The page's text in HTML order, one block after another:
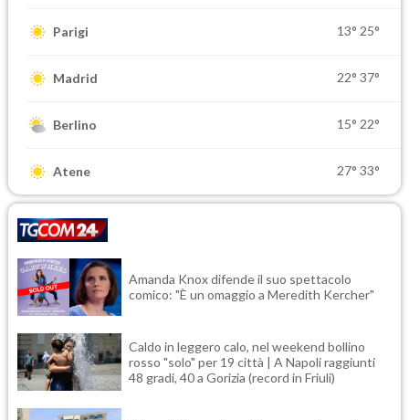
Parigi 13° 25°
Madrid 22° 37°
Berlino 15° 22°
Atene 27° 33°
Amanda Knox difende il suo spettacolo
comico: "È un omaggio a Meredith Kercher"
Caldo in leggero calo, nel weekend bollino
rosso "solo" per 19 città | A Napoli raggiunti
48 gradi, 40 a Gorizia (record in Friuli)